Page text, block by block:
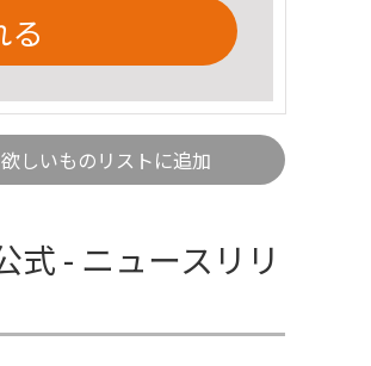
る
欲しいものリストに追加
式 - ニュースリリ